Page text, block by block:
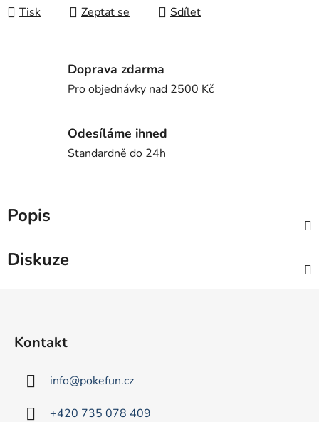
Tisk
Zeptat se Sdílet
Doprava zdarma
Pro objednávky nad 2500 Kč
Odesíláme ihned
Standardně do 24h
Popis
Diskuze
Kontakt
info@pokefun.cz
+420 735 078 409